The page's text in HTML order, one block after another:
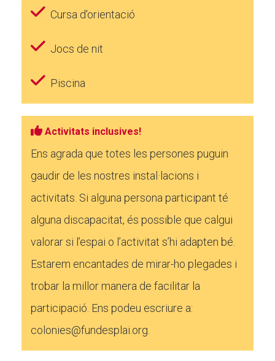
Cursa d'orientació
Jocs de nit
Piscina
Activitats inclusives!
Ens agrada que totes les persones puguin
gaudir de les nostres instal·lacions i
activitats. Si alguna persona participant té
alguna discapacitat, és possible que calgui
valorar si l’espai o l’activitat s’hi adapten bé.
Estarem encantades de mirar-ho plegades i
trobar la millor manera de facilitar la
participació. Ens podeu escriure a:
colonies@fundesplai.org.